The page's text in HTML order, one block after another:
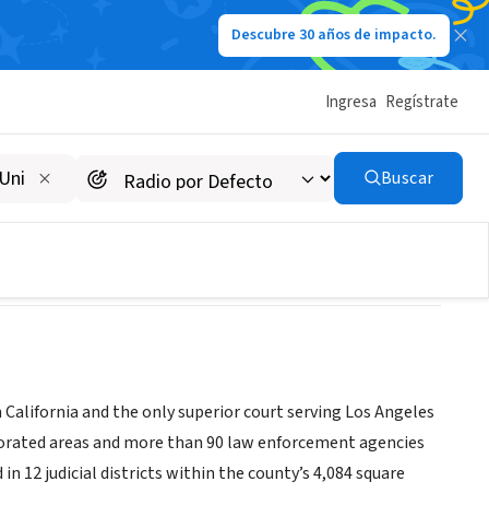
Descubre 30 años de impacto.
Ingresa Regístrate
Buscar
County
and the only superior court serving Los Angeles
areas and more than 90 law enforcement agencies
12 judicial districts within the county’s 4,084 square